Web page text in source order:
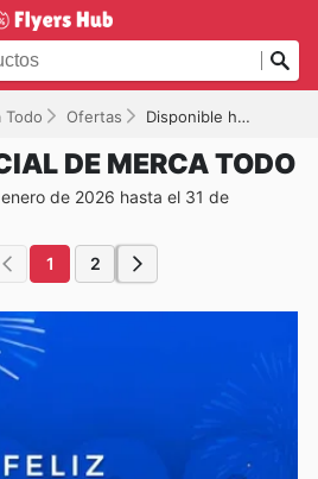
Todo Ofertas Disponible hasta el 31/12/2026
DE MERCA TODO
de 2026 hasta el 31 de
1 2